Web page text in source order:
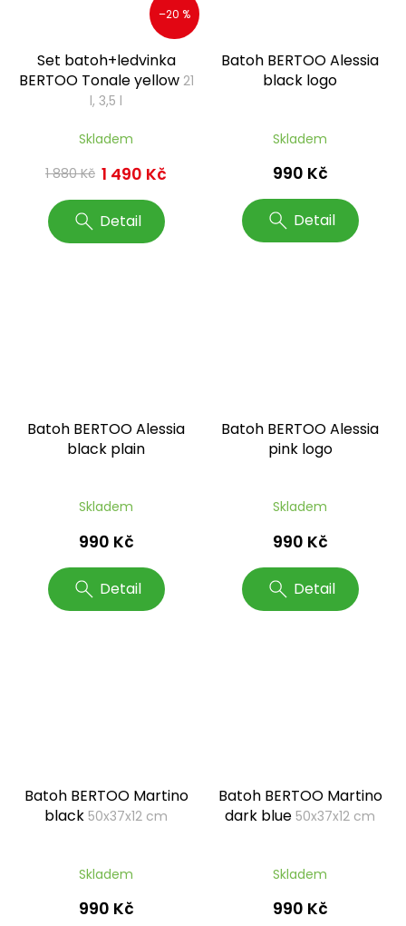
–20 %
Set batoh+ledvinka
BERTOO Tonale yellow 21
l, 3,5 l
Skladem
1 880 Kč 1 490 Kč
Detail
Batoh BERTOO Alessia
black logo
Skladem
990 Kč
Detail
Batoh BERTOO Alessia
black plain
Skladem
990 Kč
Detail
Batoh BERTOO Alessia
pink logo
Skladem
990 Kč
Detail
Batoh BERTOO Martino
black 50x37x12 cm
Skladem
990 Kč
Batoh BERTOO Martino
dark blue 50x37x12 cm
Skladem
990 Kč